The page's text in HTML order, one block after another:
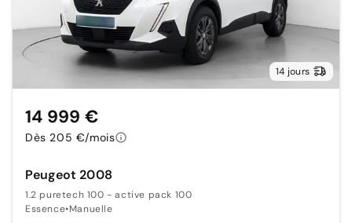
14 jours
Peugeot 2008
1.2 puretech 100 - active pack 100
Essence•Manuelle
14 999 €
Dès 205 €/mois